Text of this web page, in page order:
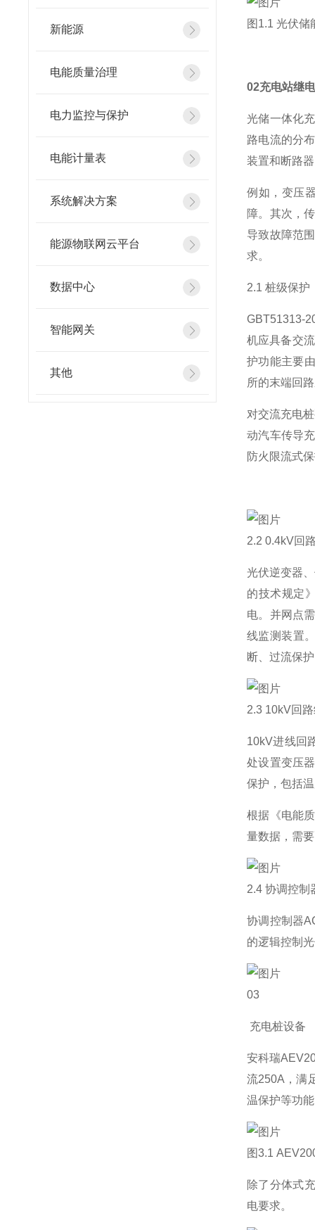
新能源
电能质量治理
电力监控与保护
电能计量表
系统解决方案
能源物联网云平台
数据中心
智能网关
其他
图1.1 光伏储
02充电站继
光储一体化
路电流的分
装置和断路
例如，变压
障。其次，
导致故障范
求。
2.1 桩级保护
GBT51313-
机应具备交
护功能主要
所的末端回
对交流充电
动汽车传导
防火限流式
2.2 0.4kV回
光伏逆变器
的技术规定
电。并网点
线监测装置
断、过流保
2.3 10kV回
10kV进线回
处设置变压
保护，包括
根据《电能
量数据，需
2.4 协调控制
协调控制器
的逻辑控制
03
充电桩设备
安科瑞
流250A，满
温保护等功能
图3.1
除了分体式
电要求。